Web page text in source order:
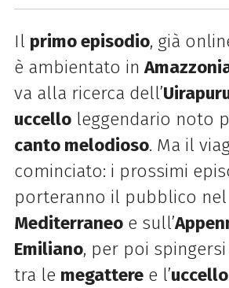
Il primo episodio, già
è ambientato in
va alla ricerca dell’
uccelloleggendario noto
canto melodioso. Ma il
cominciato: i prossimi
porteranno il pubblico nel
Mediterraneoe sull’
Emiliano, per poi
tra le megatteree l’